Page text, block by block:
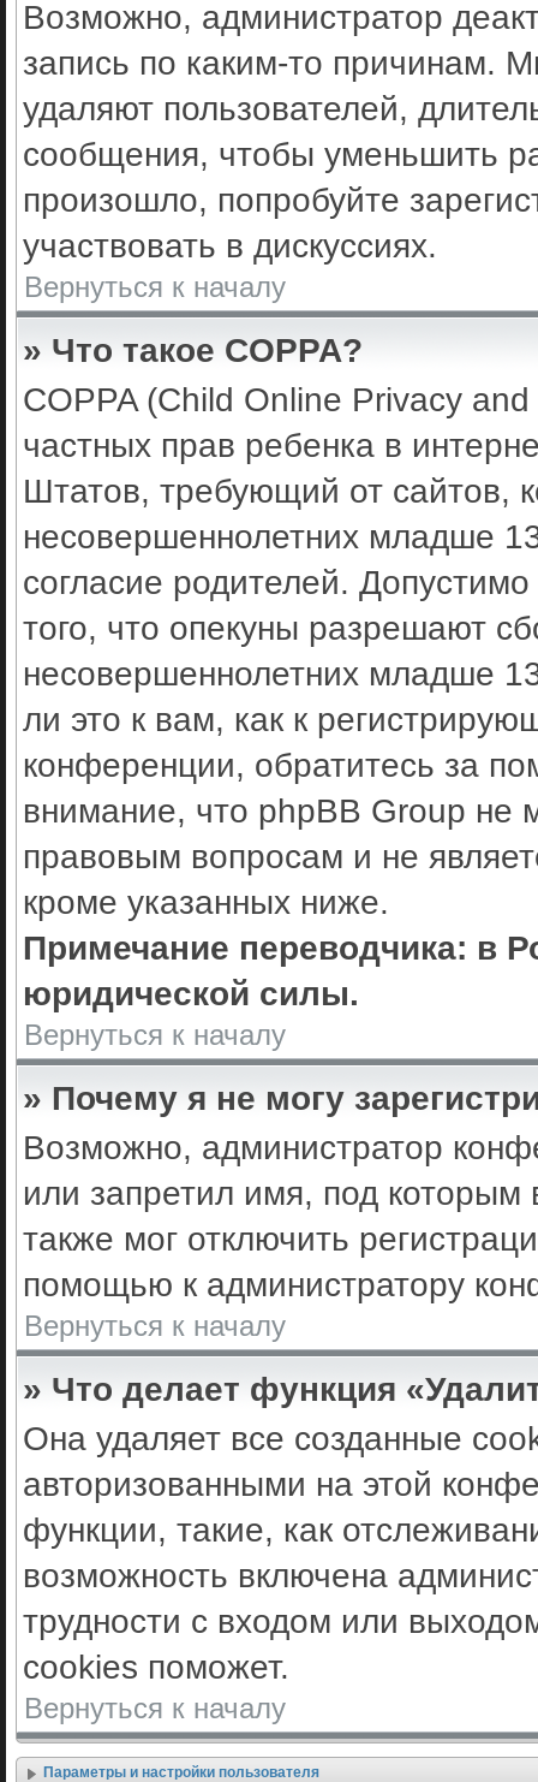
Возможно, администратор
запись по каким-то причинам.
удаляют пользователей,
сообщения, чтобы уменьшить
произошло, попробуйте
участвовать в дискуссиях.
Вернуться к началу
» Что такое COPPA?
COPPA (Child Online Privacy
частных прав ребенка в
Штатов, требующий от сайтов,
несовершеннолетних младше
согласие родителей.
того, что опекуны разрешают
несовершеннолетних младше
ли это к вам, как к
конференции, обратитесь за
внимание, что phpBB Group не
правовым вопросам и не
кроме указанных ниже.
Примечание переводчика: в
юридической силы.
Вернуться к началу
» Почему я не могу
Возможно, администратор
или запретил имя, под которым
также мог отключить
помощью к администратору
Вернуться к началу
» Что делает функция
Она удаляет все созданные
авторизованными на этой
функции, такие, как
возможность включена
трудности с входом или
cookies поможет.
Вернуться к началу
Параметры и настройки пользователя